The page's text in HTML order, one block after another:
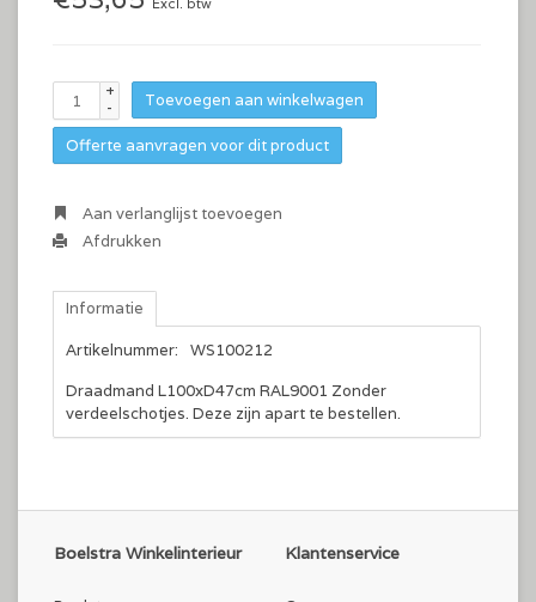
Excl. btw
+
-
Toevoegen aan winkelwagen
Offerte aanvragen voor dit product
Aan verlanglijst toevoegen
Afdrukken
Informatie
Artikelnummer:
WS100212
Draadmand L100xD47cm RAL9001 Zonder
verdeelschotjes. Deze zijn apart te bestellen.
Boelstra Winkelinterieur Klantenservice